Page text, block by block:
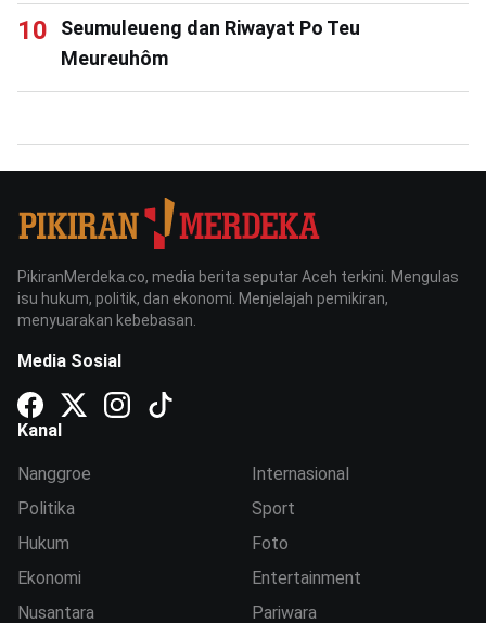
Seumuleueng dan Riwayat Po Teu
Meureuhôm
PikiranMerdeka.co, media berita seputar Aceh terkini. Mengulas
isu hukum, politik, dan ekonomi. Menjelajah pemikiran,
menyuarakan kebebasan.
Media Sosial
Kanal
Nanggroe
Politika
Hukum
Ekonomi
Nusantara
Internasional
Sport
Foto
Entertainment
Pariwara